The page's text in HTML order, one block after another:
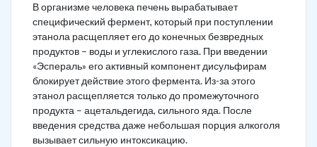
В организме человека печень вырабатывает
специфический фермент, который при поступлении
этанола расщепляет его до конечных безвредных
продуктов – воды и углекислого газа. При введении
«Эспераль» его активный компонент дисульфирам
блокирует действие этого фермента. Из-за этого
этанол расщепляется только до промежуточного
продукта – ацетальдегида, сильного яда. После
введения средства даже небольшая порция алкоголя
вызывает сильную интоксикацию.